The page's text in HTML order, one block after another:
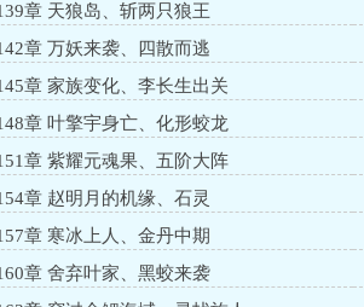
章 天狼岛、斩两只狼王
章 万妖来袭、四散而逃
章 家族变化、李长生出关
章 叶擎宇身亡、化形蛟龙
章 紫耀元魂果、五阶大阵
章 赵明月的机缘、石灵
章 寒冰上人、金丹中期
章 舍弃叶家、黑蛟来袭